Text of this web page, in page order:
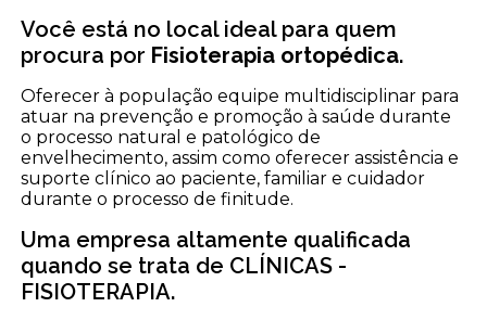
Você está no local ideal para quem
procura por Fisioterapia ortopédica.
Oferecer à população equipe multidisciplinar para
atuar na prevenção e promoção à saúde durante
o processo natural e patológico de
envelhecimento, assim como oferecer assistência e
suporte clínico ao paciente, familiar e cuidador
durante o processo de finitude.
Uma empresa altamente qualificada
quando se trata de CLÍNICAS -
FISIOTERAPIA.